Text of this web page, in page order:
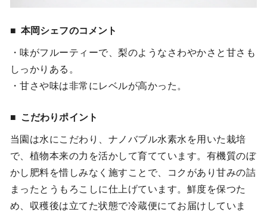
本岡シェフのコメント
・味がフルーティーで、梨のようなさわやかさと甘さも
しっかりある。
・甘さや味は非常にレベルが高かった。
こだわりポイント
当園は水にこだわり、ナノバブル水素水を用いた栽培
で、植物本来の力を活かして育てています。有機質のぼ
かし肥料を惜しみなく施すことで、コクがあり甘みの詰
まったとうもろこしに仕上げています。鮮度を保つた
め、収穫後は立てた状態で冷蔵便にてお届けしていま